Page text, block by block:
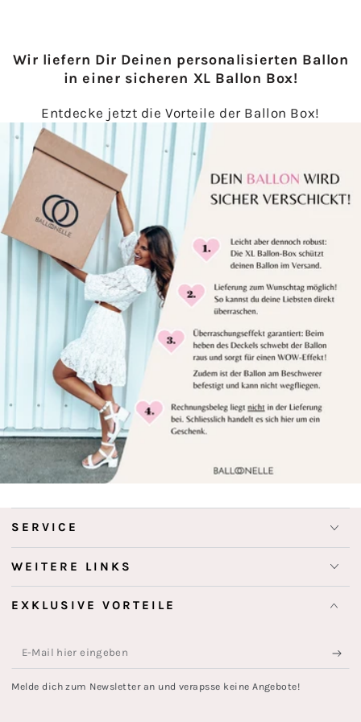
Wir liefern Dir Deinen personalisierten Ballon
in einer sicheren XL Ballon Box!
Entdecke jetzt die Vorteile der Ballon Box!
SERVICE
WEITERE LINKS
EXKLUSIVE VORTEILE
E-
Mail
Melde dich zum Newsletter an und verapsse keine Angebote!